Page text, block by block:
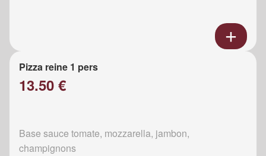
Pizza reine 1 pers
13.50 €
Base sauce tomate, mozzarella, jambon,
champignons